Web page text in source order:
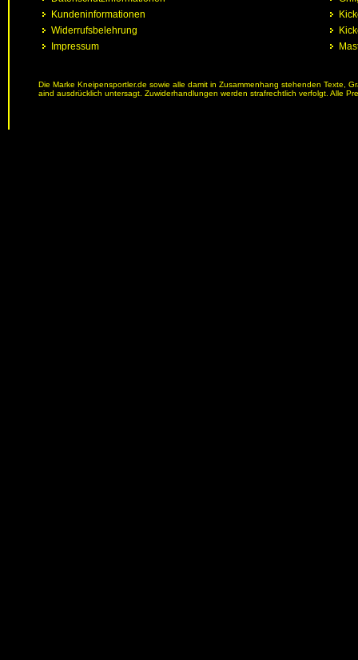
Kundeninformationen
Widerrufsbelehrung
Impressum
Die Marke Kneipensportler.de sowie alle damit in Zusammenhang stehenden Texte,
aind ausdrücklich untersagt. Zuwiderhandlungen werden strafrechtlich verfolgt. Alle